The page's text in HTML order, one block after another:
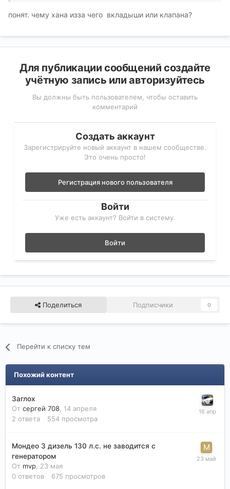
понят. чему хана изза чего вкладыши или клапана?
Для публикации сообщений создайте
учётную запись или авторизуйтесь
Вы должны быть пользователем, чтобы оставить
комментарий
Создать аккаунт
Зарегистрируйте новый аккаунт в нашем сообществе.
Это очень просто!
Регистрация нового пользователя
Войти
Уже есть аккаунт? Войти в систему.
Войти
Поделиться Подписчики 0
Перейти к списку тем
Похожий контент
Заглох
От сергей 708 14 апреля
2 ответа 554 просмотра
Мондео 3 дизель 130 л.с. не заводится с
генератором
От mvp 23 мая
0 ответов 675 просмотров